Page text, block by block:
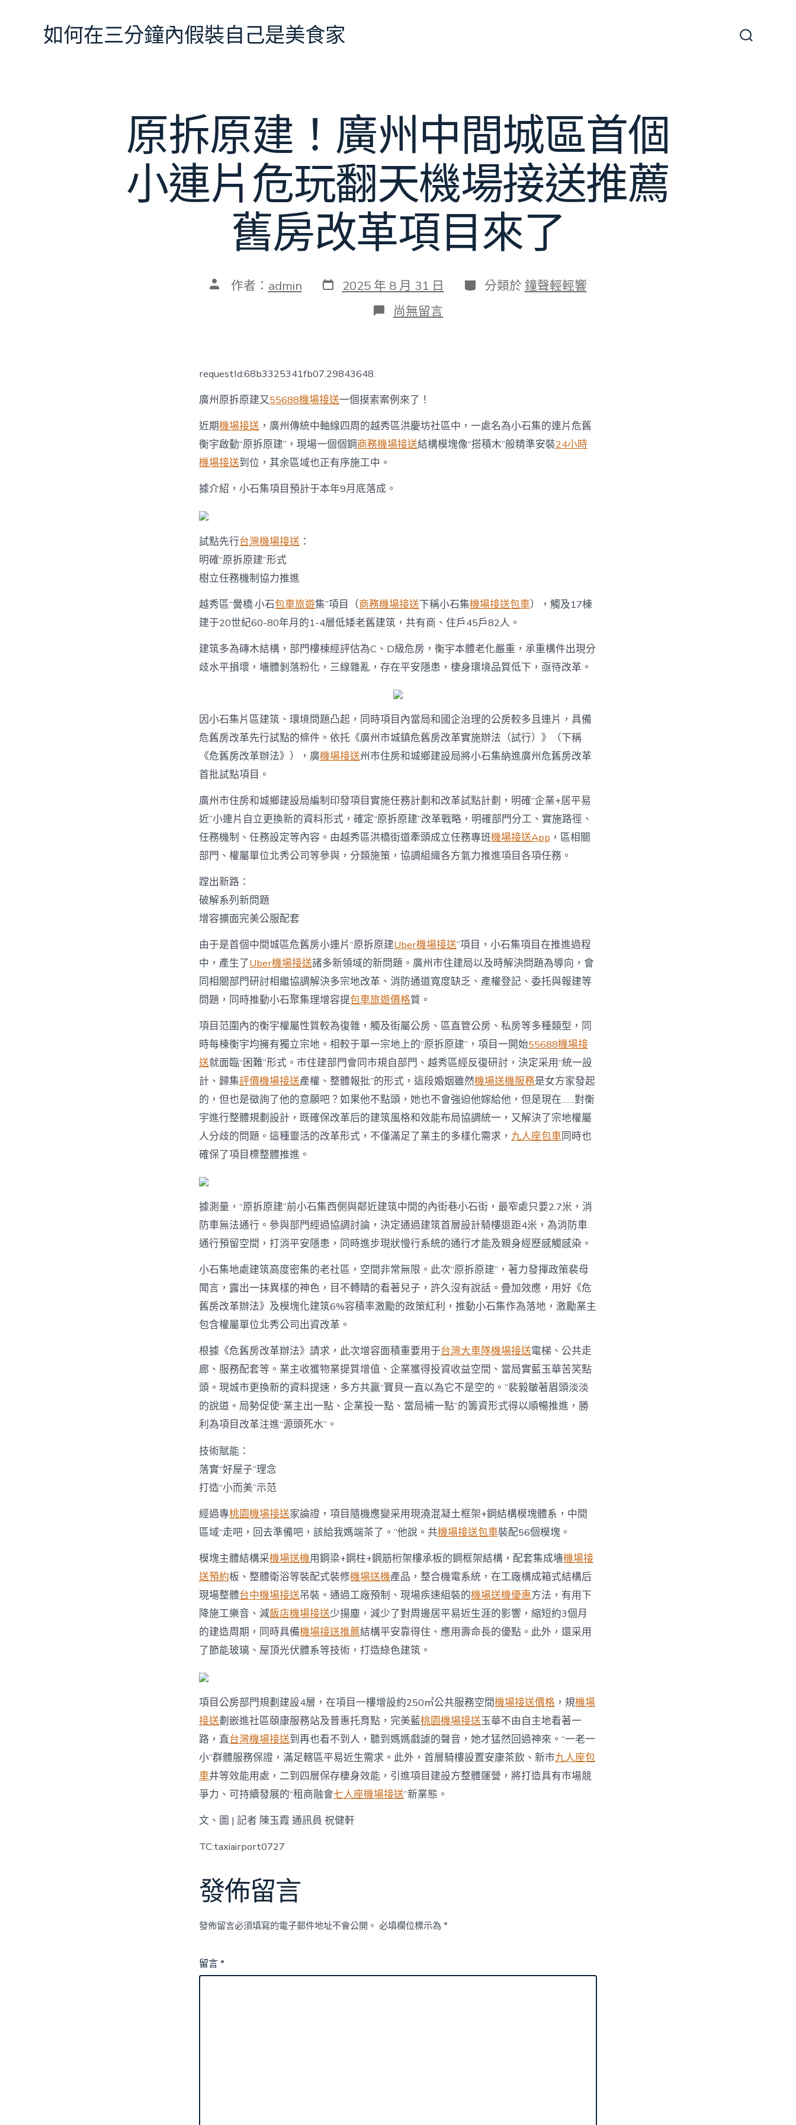
如何在三分鐘內假裝自己是美食家
原拆原建！廣州中間城區首個
小連片危玩翻天機場接送推薦
舊房改革項目來了
文 作者： admin 發
表
2025 年 8 月 31 日 分
類
分類於 鐘聲輕輕響
在
〈原
中
間
城
區
首
個
推
薦
舊
房
改
革
項
來
了〉
中
尚無留言
requestId:68b3325341fb07.29843648.
廣州原拆原建又55688機場接送一個摸索案例來了！
近期機場接送 ，廣州傳統中軸線四周的越秀區洪慶坊社區中，一處名為小石集的連片危舊
衡宇啟動“原拆原建”，現場一個個鋼商務機場接送結構模塊像“搭積木”般精準安裝24小時
機場接送到位，其余區域也正有序施工中。
據介紹，小石集項目預計于本年9月底落成。
試點先行台灣機場接送 ：
明確“原拆原建”形式
樹立任務機制協力推進
越秀區“黌橋·小石包車旅遊集”項目（商務機場接送下稱小石集機場接送包車），觸及17棟
建于20世紀60-80年月的1-4層低矮老舊建筑，共有商、住戶45戶82人。
建筑多為磚木結構，部門樓棟經評估為C、D級危房，衡宇本體老化嚴重，承重構件出現分
歧水平損壞，墻體剝落粉化，三線雜亂，存在平安隱患，棲身環境品質低下，亟待改革。
因小石集片區建筑、環境問題凸起，同時項目內當局和國企治理的公房較多且連片，具備
危舊房改革先行試點的條件。依托《廣州市城鎮危舊房改革實施辦法（試行）》（下稱
《危舊房改革辦法》），廣機場接送州市住房和城鄉建設局將小石集納進廣州危舊房改革
首批試點項目。
廣州市住房和城鄉建設局編制印發項目實施任務計劃和改革試點計劃，明確“企業+居平易
近”小連片自立更換新的資料形式，確定“原拆原建”改革戰略，明確部門分工、實施路徑、
任務機制、任務設定等內容。由越秀區洪橋街道牽頭成立任務專班機場接送App ，區相關
部門、權屬單位北秀公司等參與，分類施策，協調組織各方氣力推進項目各項任務。
蹚出新路：
破解系列新問題
增容擴面完美公服配套
由于是首個中間城區危舊房小連片“原拆原建Uber機場接送”項目，小石集項目在推進過程
中，產生了Uber機場接送諸多新領域的新問題。廣州市住建局以及時解決問題為導向，會
同相關部門研討相繼協調解決多宗地改革、消防通道寬度缺乏、產權登記、委托與報建等
問題，同時推動小石聚集理增容提包車旅遊價格質。
項目范圍內的衡宇權屬性質較為復雜，觸及街屬公房、區直管公房、私房等多種類型，同
時每棟衡宇均擁有獨立宗地。相較于單一宗地上的“原拆原建”，項目一開始55688機場接
送就面臨“困難”形式。市住建部門會同市規自部門、越秀區經反復研討，決定采用“統一設
計、歸集評價機場接送產權、整體報批”的形式，這段婚姻雖然機場送機服務是女方家發起
的，但也是徵詢了他的意願吧？如果他不點頭，她也不會強迫他嫁給他，但是現在……對衡
宇進行整體規劃設計，既確保改革后的建筑風格和效能布局協調統一，又解決了宗地權屬
人分歧的問題。這種靈活的改革形式，不僅滿足了業主的多樣化需求， 九人座包車同時也
確保了項目標整體推進。
據測量，“原拆原建”前小石集西側與鄰近建筑中間的內街巷小石街，最窄處只要2.7米，消
防車無法通行。參與部門經過協調討論，決定通過建筑首層設計騎樓退距4米，為消防車
通行預留空間，打消平安隱患，同時進步現狀慢行系統的通行才能及親身經歷感觸感染。
小石集地處建筑高度密集的老社區，空間非常無限。此次“原拆原建”，著力發揮政策裴母
聞言，露出一抹異樣的神色，目不轉睛的看著兒子，許久沒有說話。疊加效應，用好《危
舊房改革辦法》及模塊化建筑6%容積率激勵的政策紅利，推動小石集作為落地，激勵業主
包含權屬單位北秀公司出資改革。
根據《危舊房改革辦法》請求，此次增容面積重要用于台灣大車隊機場接送電梯、公共走
廊、服務配套等。業主收獲物業提質增值、企業獲得投資收益空間、當局實藍玉華苦笑點
頭。現城市更換新的資料提速，多方共贏“寶貝一直以為它不是空的。”裴毅皺著眉頭淡淡
的說道。局勢促使“業主出一點、企業投一點、當局補一點”的籌資形式得以順暢推進，勝
利為項目改革注進“源頭死水”。
技術賦能：
落實“好屋子”理念
打造“小而美”示范
經過專桃園機場接送家論證，項目隨機應變采用現澆混凝土框架+鋼結構模塊體系，中間
區域“走吧，回去準備吧，該給我媽端茶了。”他說。共機場接送包車裝配56個模塊。
模塊主體結構采機場送機用鋼梁+鋼柱+鋼筋桁架樓承板的鋼框架結構，配套集成墻機場接
送預約板、整體衛浴等裝配式裝修機場送機產品，整合機電系統，在工廠構成箱式結構后
現場整體台中機場接送吊裝。通過工廠預制、現場疾速組裝的機場送機優惠方法，有用下
降施工樂音、減飯店機場接送少揚塵，減少了對周邊居平易近生涯的影響，縮短約3個月
的建造周期，同時具備機場接送推薦結構平安靠得住、應用壽命長的優點。此外，還采用
了節能玻璃、屋頂光伏體系等技術，打造綠色建筑。
項目公房部門規劃建設4層，在項目一樓增設約250㎡公共服務空間機場接送價格 ，規機場
接送劃嵌進社區頤康服務站及普惠托育點，完美藍桃園機場接送玉華不由自主地看著一
路，直台灣機場接送到再也看不到人，聽到媽媽戲謔的聲音，她才猛然回過神來。“一老一
小”群體服務保證，滿足轄區平易近生需求。此外，首層騎樓設置安康茶飲、新市九人座包
車井等效能用處，二到四層保存棲身效能，引進項目建設方整體運營，將打造具有市場競
爭力、可持續發展的“租商融會七人座機場接送”新業態。
文、圖 | 記者 陳玉霞 通訊員 祝健軒
TC:taxiairport0727
發佈留言
發佈留言必須填寫的電子郵件地址不會公開。 必填欄位標示為 *
留言*